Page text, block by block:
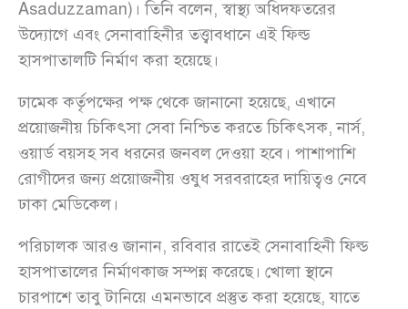
Asaduzzaman)। তিনি বলেন, স্বাস্থ্য অধিদফতরের
উদ্যোগে এবং সেনাবাহিনীর তত্ত্বাবধানে এই ফিল্ড
হাসপাতালটি নির্মাণ করা হয়েছে।
ঢামেক কর্তৃপক্ষের পক্ষ থেকে জানানো হয়েছে, এখানে
প্রয়োজনীয় চিকিৎসা সেবা নিশ্চিত করতে চিকিৎসক, নার্স,
ওয়ার্ড বয়সহ সব ধরনের জনবল দেওয়া হবে। পাশাপাশি
রোগীদের জন্য প্রয়োজনীয় ওষুধ সরবরাহের দায়িত্বও নেবে
ঢাকা মেডিকেল।
পরিচালক আরও জানান, রবিবার রাতেই সেনাবাহিনী ফিল্ড
হাসপাতালের নির্মাণকাজ সম্পন্ন করেছে। খোলা স্থানে
চারপাশে তাবু টানিয়ে এমনভাবে প্রস্তুত করা হয়েছে, যাতে